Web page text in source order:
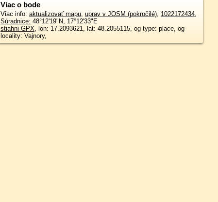
Viac o bode
Viac info: aktualizovať mapu, uprav v JOSM (pokročilé), 1022172434,
Súradnice: 48°12'19"N, 17°12'33"E
stiahni GPX, lon: 17.2093621, lat: 48.2055115, og type: place, og
locality: Vajnory,